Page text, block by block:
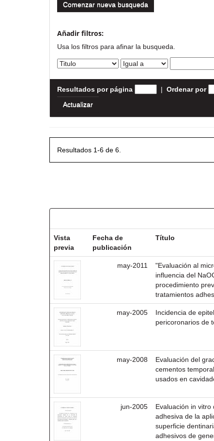
Comenzar nueva busqueda
Añadir filtros:
Usa los filtros para afinar la busqueda.
Resultados por página | Ordenar por
Resultados 1-6 de 6.
Vista
previa
Fecha de
publicación
Título
may-2011
"Evaluación al
influencia del
procedimiento
tratamientos
may-2005
Incidencia de
pericoronarios de
may-2008
Evaluación del
cementos
usados en
jun-2005
Evaluación in vitro
adhesiva de la
superficie
adhesivos de